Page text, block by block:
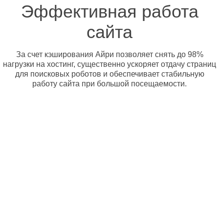
Эффективная работа
сайта
За счет кэширования Айри позволяет снять до 98%
нагрузки на хостинг, существенно ускоряет отдачу страниц
для поисковых роботов и обеспечивает стабильную
работу сайта при большой посещаемости.